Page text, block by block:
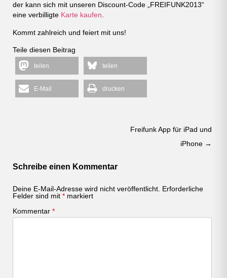
der kann sich mit unseren Discount-Code „FREIFUNK2013“
eine verbilligte Karte kaufen
Kommt zahlreich und feiert mit uns!
Teile diesen Beitrag
teilen teilen
E-Mail drucken
Freifunk App für iPad und
iPhone →
Schreibe einen Kommentar
Deine E-Mail-Adresse wird nicht veröffentlicht. Erforderliche
Felder sind mit * markiert
Kommentar *